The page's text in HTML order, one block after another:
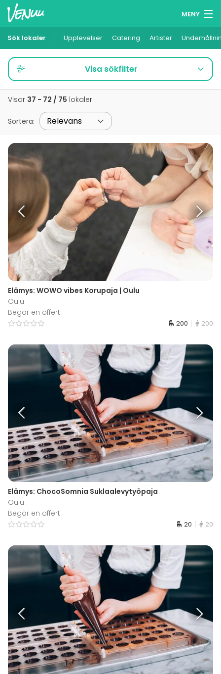
MENY
Minneslista
Logga in
Svenska
Sök lokaler Upplevelser Catering Artister
Visa sökfilter
Visar 37 - 72 / 75 lokaler
Sortera:
Elämys: WOWO vibes Korupaja | Oulu
Oulu
Begär en offert
200 200
Elämys: ChocoSomnia Suklaalevytyöpaja
Oulu
Begär en offert
20 20